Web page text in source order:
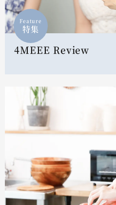
Feature
特集
4MEEE Review